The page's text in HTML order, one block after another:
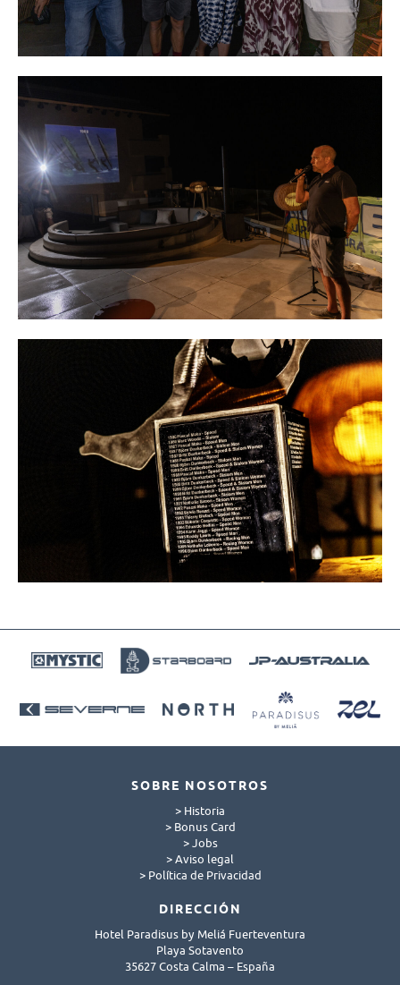
SOBRE NOSOTROS
> Historia
> Bonus Card
> Jobs
> Aviso legal
> Política de Privacidad
DIRECCIÓN
Hotel Paradisus by Meliá Fuerteventura
Playa Sotavento
35627 Costa Calma – España